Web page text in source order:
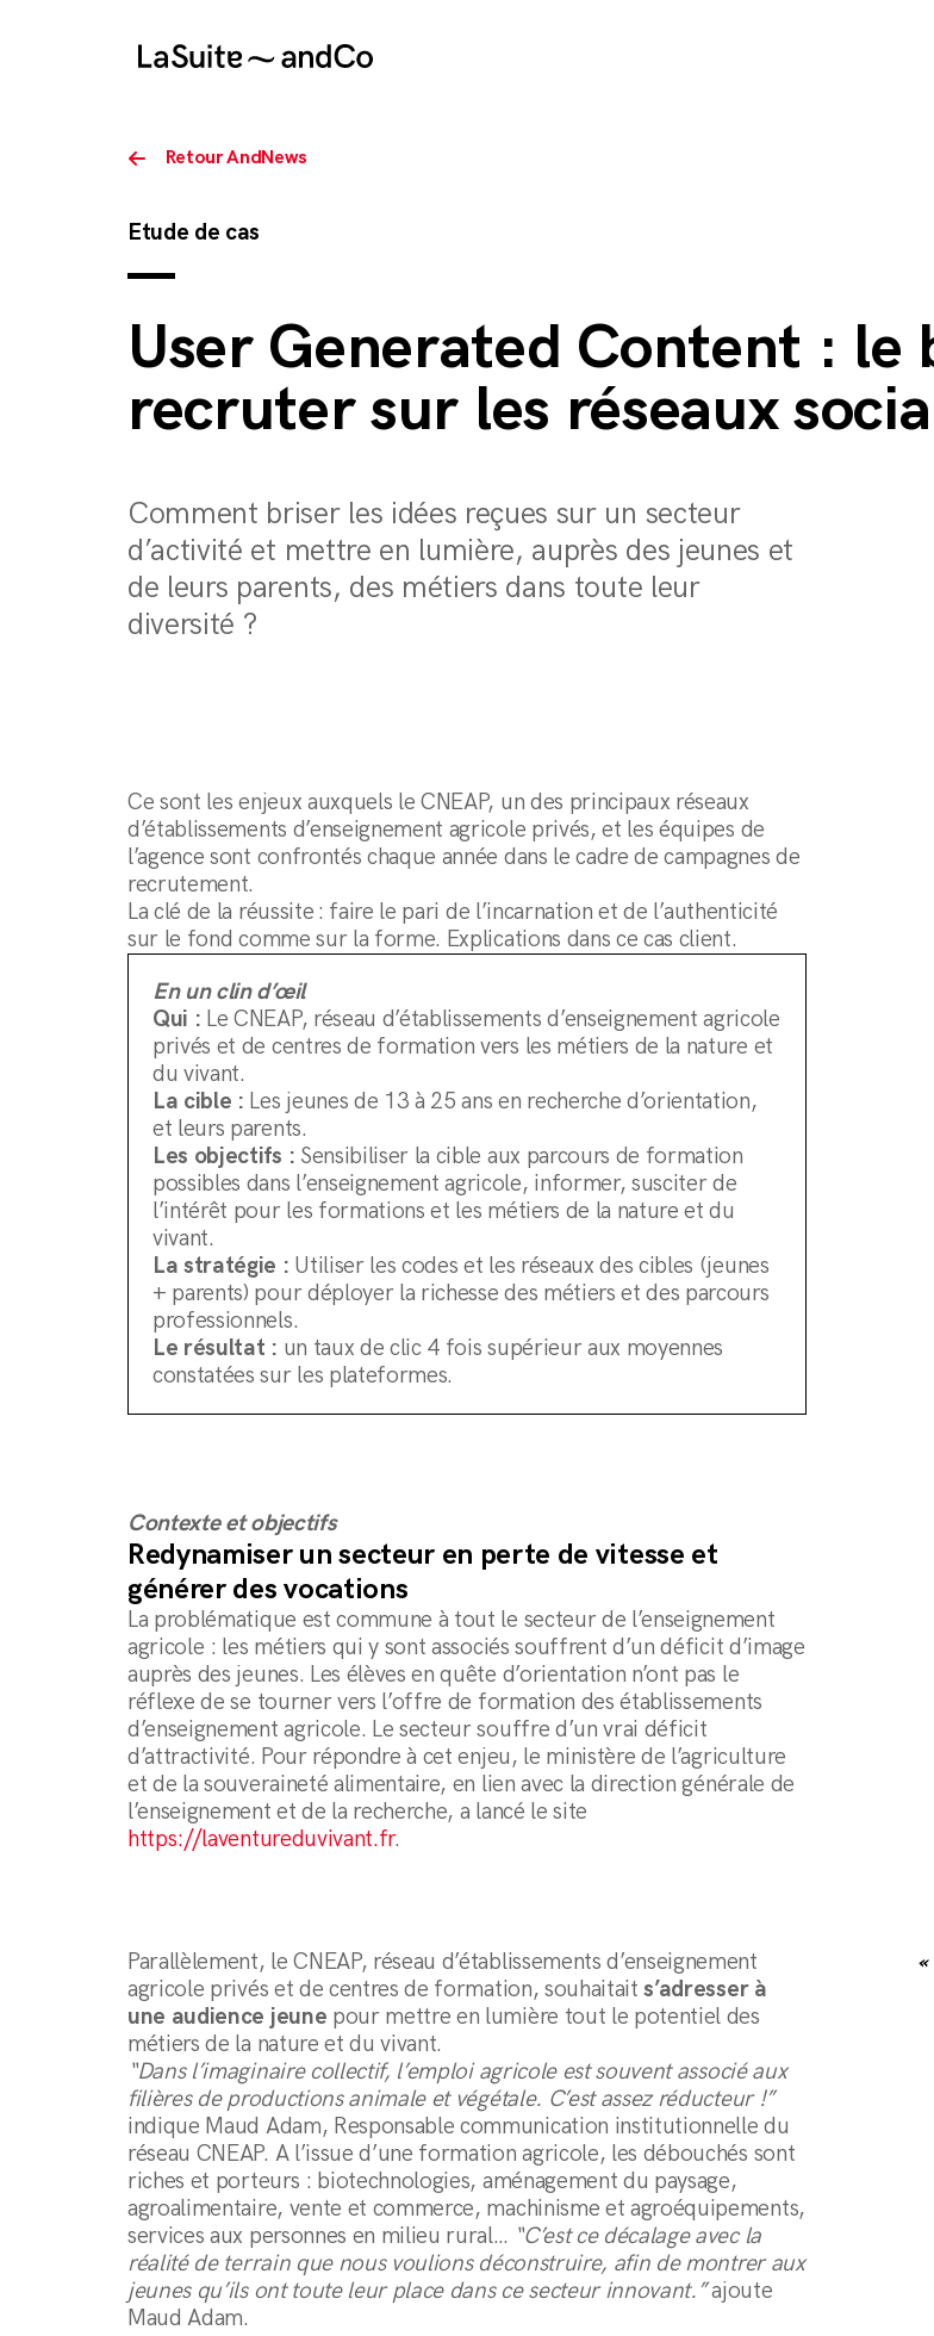
Retour AndNews
Etude de cas
User Generated Content :
recruter sur les réseaux
Comment briser les idées reçues sur un secteur
d’activité et mettre en lumière, auprès des jeunes et
de leurs parents, des métiers dans toute leur
diversité ?
Ce sont les enjeux auxquels le CNEAP, un des principaux réseaux
d’établissements d’enseignement agricole privés, et les équipes de
l’agence sont confrontés chaque année dans le cadre de campagnes de
recrutement.
La clé de la réussite : faire le pari de l’incarnation et de l’authenticité
sur le fond comme sur la forme. Explications dans ce cas client.
En un clin d’œil
Qui : Le CNEAP, réseau d’établissements d’enseignement agricole
privés et de centres de formation vers les métiers de la nature et
du vivant.
La cible : Les jeunes de 13 à 25 ans en recherche d’orientation,
et leurs parents.
Les objectifs : Sensibiliser la cible aux parcours de formation
possibles dans l’enseignement agricole, informer, susciter de
l’intérêt pour les formations et les métiers de la nature et du
vivant.
La stratégie : Utiliser les codes et les réseaux des cibles (jeunes
+ parents) pour déployer la richesse des métiers et des parcours
professionnels.
Le résultat : un taux de clic 4 fois supérieur aux moyennes
constatées sur les plateformes.
Contexte et objectifs
Redynamiser un secteur en perte de vitesse et
générer des vocations
La problématique est commune à tout le secteur de l’enseignement
agricole : les métiers qui y sont associés souffrent d’un déficit d’image
auprès des jeunes. Les élèves en quête d’orientation n’ont pas le
réflexe de se tourner vers l’offre de formation des établissements
d’enseignement agricole. Le secteur souffre d’un vrai déficit
d’attractivité. Pour répondre à cet enjeu, le ministère de l’agriculture
et de la souveraineté alimentaire, en lien avec la direction générale de
l’enseignement et de la recherche, a lancé le site
https://laventureduvivant.fr.
Parallèlement, le CNEAP, réseau d’établissements d’enseignement
agricole privés et de centres de formation, souhaitaits’adresser à
une audience jeune pour mettre en lumière tout le potentiel des
métiers de la nature et du vivant.
“Dans l’imaginaire collectif, l’emploi agricole est souvent associé aux
filières de productions animale et végétale. C’est assez réducteur !”
indique Maud Adam, Responsable communication institutionnelle du
réseau CNEAP. A l’issue d’une formation agricole, les débouchés sont
riches et porteurs : biotechnologies, aménagement du paysage,
agroalimentaire, vente et commerce, machinisme et agroéquipements,
services aux personnes en milieu rural… “C’est ce décalage avec la
réalité de terrain que nous voulions déconstruire, afin de montrer aux
jeunes qu’ils ont toute leur place dans ce secteur innovant.”ajoute
Maud Adam.